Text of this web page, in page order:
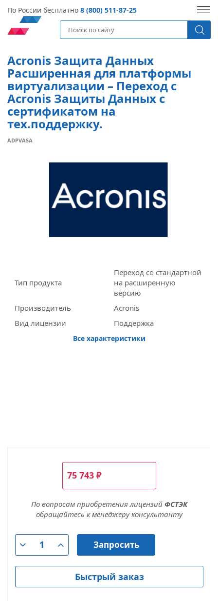
По России бесплатно 8 (800) 511-87-25
Acronis Защита Данных
Расширенная для платформы
виртуализации – Переход с
Acronis Защиты Данных с
сертификатом на
тех.поддержку.
ADPVASA
Тип продукта
Переход со стандартной
на расширенную
версию
Производитель
Acronis
Вид лицензии
Поддержка
Все характеристики
75 743 ₽
По вопросам приобретения лицензий ФСТЭК
обращайтесь к менеджеру консультанту
Запросить
Быстрый заказ